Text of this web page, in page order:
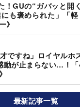
！GUの“ガバッと開
も褒められた」「
》
ですね」ロイヤルホ
動が止まらない…！
最新記事一覧